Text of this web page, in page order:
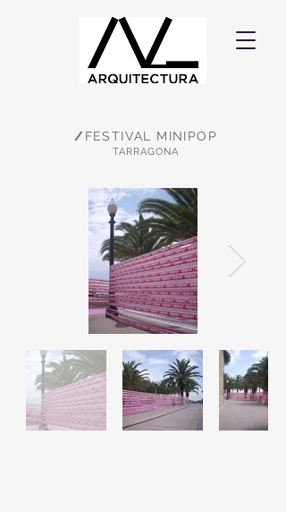
/ FESTIVAL MINIPOP
TARRAGONA